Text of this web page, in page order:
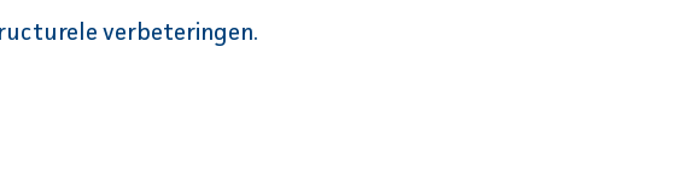
verbeteringen.